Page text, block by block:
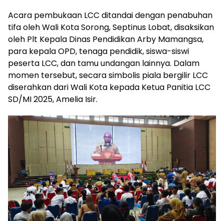
Acara pembukaan LCC ditandai dengan penabuhan
tifa oleh Wali Kota Sorong, Septinus Lobat, disaksikan
oleh Plt Kepala Dinas Pendidikan Arby Mamangsa,
para kepala OPD, tenaga pendidik, siswa-siswi
peserta LCC, dan tamu undangan lainnya. Dalam
momen tersebut, secara simbolis piala bergilir LCC
diserahkan dari Wali Kota kepada Ketua Panitia LCC
SD/MI 2025, Amelia Isir.